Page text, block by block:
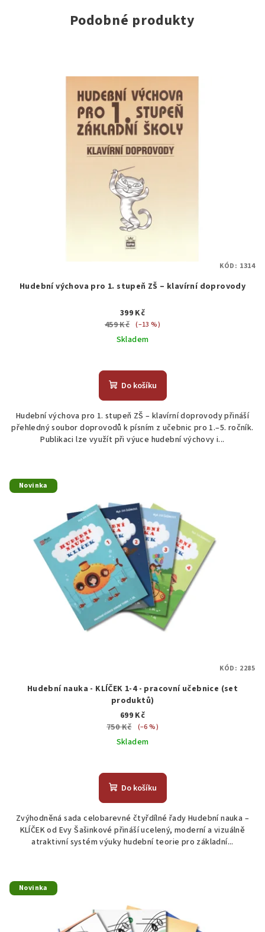
Podobné produkty
Hudební výchova pro 1. stupeň ZŠ – klavírní doprovody
399 Kč
459 Kč (–13 %)
Skladem
Do košíku
Hudební výchova pro 1. stupeň ZŠ – klavírní doprovody přináší
přehledný soubor doprovodů k písním z učebnic pro 1.–5. ročník.
Publikaci lze využít při výuce hudební výchovy i...
KÓD: 1314
Novinka
Hudební nauka - KLÍČEK 1-4 - pracovní učebnice (set
produktů)
699 Kč
750 Kč
(–6 %)
Skladem
Do košíku
Zvýhodněná sada celobarevné čtyřdílné řady Hudební nauka –
KLÍČEK od Evy Šašinkové přináší ucelený, moderní a vizuálně
atraktivní systém výuky hudební teorie pro základní...
KÓD: 2285
Novinka